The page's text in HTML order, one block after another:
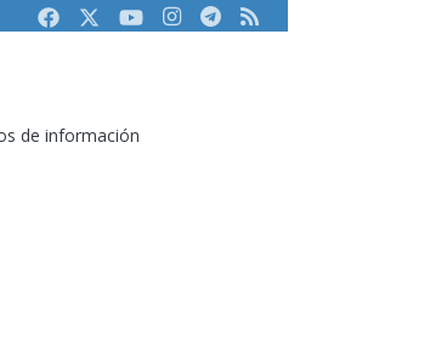
FacebookTwitterYoutubeInstagram
Telegram
RSS
de información